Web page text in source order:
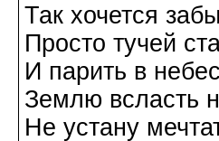
Так хочется
Просто тучей
И парить в
Землю всласть
Не устану